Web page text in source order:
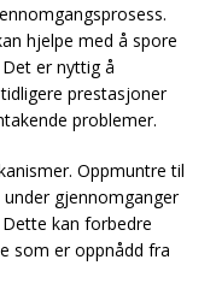
hjelpe med å spore
er nyttig å
prestasjoner
problemer.
Oppmuntre til
gjennomganger
kan forbedre
som er oppnådd fra